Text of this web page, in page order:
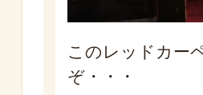
このレッドカー
ぞ・・・